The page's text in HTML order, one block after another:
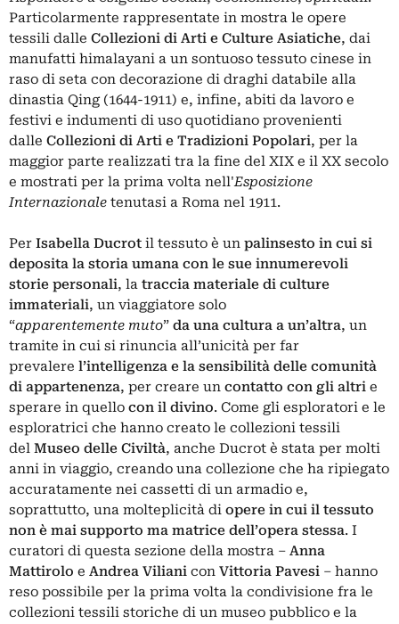
Particolarmente rappresentate in mostra le opere
tessili dalle Collezioni di Arti e Culture Asiatiche, dai
manufatti himalayani a un sontuoso tessuto cinese in
raso di seta con decorazione di draghi databile alla
dinastia Qing (1644-1911) e, infine, abiti da lavoro e
festivi e indumenti di uso quotidiano provenienti
dalle Collezioni di Arti e Tradizioni Popolari, per la
maggior parte realizzati tra la fine del XIX e il XX secolo
e mostrati per la prima volta nell'Esposizione
Internazionale tenutasi a Roma nel 1911.
Per Isabella Ducrot il tessuto è un palinsesto in cui si
deposita la storia umana con le sue innumerevoli
storie personali, la traccia materiale di culture
immateriali, un viaggiatore solo
“apparentemente muto” da una cultura a un’altra, un
tramite in cui si rinuncia all’unicità per far
prevalere l’intelligenza e la sensibilità delle comunità
di appartenenza, per creare un contatto con gli altri e
sperare in quello con il divino. Come gli esploratori e le
esploratrici che hanno creato le collezioni tessili
del Museo delle Civiltà, anche Ducrot è stata per molti
anni in viaggio, creando una collezione che ha ripiegato
accuratamente nei cassetti di un armadio e,
soprattutto, una molteplicità di opere in cui il tessuto
non è mai supporto ma matrice dell’opera stessa. I
curatori di questa sezione della mostra – Anna
Mattirolo e Andrea Viliani con Vittoria Pavesi – hanno
reso possibile per la prima volta la condivisione fra le
collezioni tessili storiche di un museo pubblico e la